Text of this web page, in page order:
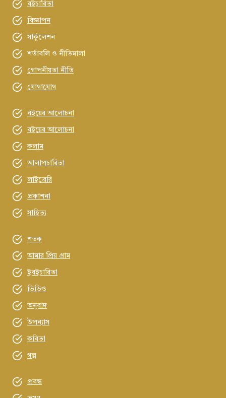
বইচারিতা
বিজ্ঞাপন
সার্কুলেশন
শর্তাবলি ও নীতিমালা
গোপনীয়তা নীতি
যোগাযোগ
বইয়ের আলোচনা
বইয়ের আলোচনা
কলাম
আলাপচারিতা
লাইব্রেরি
প্রকাশনা
সাহিত্য
শতক
আমার প্রিয় গ্রাম
ইবইচারিতা
ভিডিও
অনুবাদ
উপন্যাস
কবিতা
গল্প
প্রবন্ধ